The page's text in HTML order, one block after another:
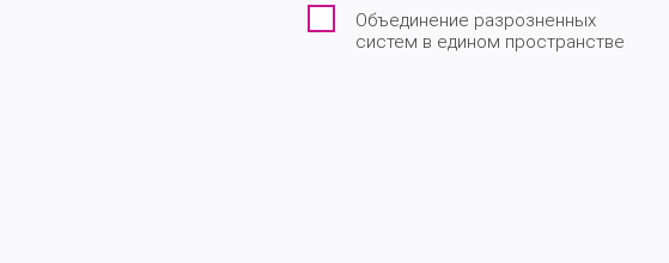
Объединение разрозненных
систем в едином пространстве